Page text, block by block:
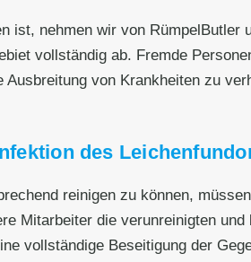
ist, nehmen wir von
vollständig ab. Fremde
Ausbreitung von Krankheiten zu
des
reinigen zu können,
Mitarbeiter die verunreinigten
vollständige Beseitigung der